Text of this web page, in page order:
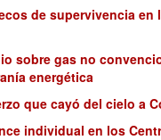
de supervivencia en
sobre gas no
energética
que cayó del cielo a
individual en los